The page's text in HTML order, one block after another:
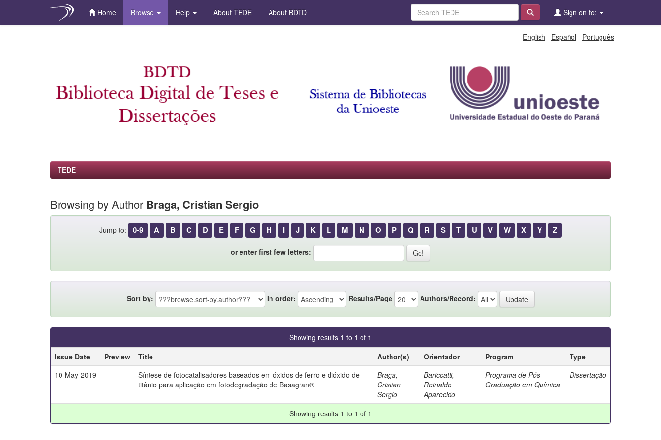
Home Browse Help About TEDE About BDTD Sign on to:
English Español Português
TEDE
Browsing by Author Braga, Cristian Sergio
Jump to: 0-9 A B C D E F G H I J K L M N O P Q R S T U V W X Y Z
or enter first few letters:
Sort by: In order: Results/Page Authors/Record:
Showing results 1 to 1 of 1
Issue Date
Preview Title Author(s) Orientador Program
Type
10-May-2019
Síntese de fotocatalisadores baseados em óxidos de ferro e dióxido de
titânio para aplicação em fotodegradação de Basagran®
Braga,
Cristian
Sergio
Bariccatti,
Reinaldo
Aparecido
Programa de Pós-
Graduação em Química
Dissertação
Showing results 1 to 1 of 1